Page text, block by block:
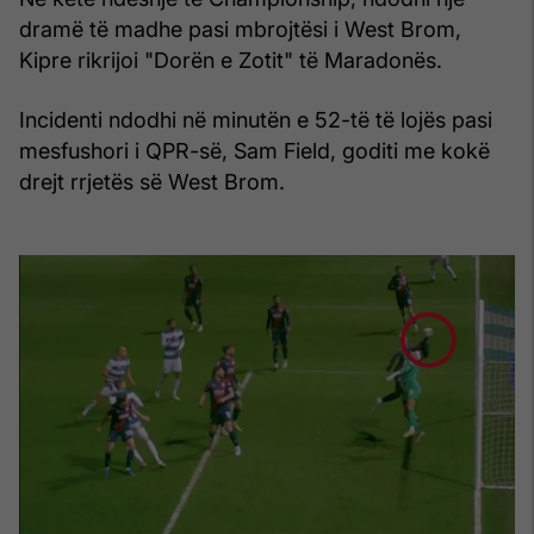
dramë të madhe pasi mbrojtësi i West Brom,
Kipre rikrijoi "Dorën e Zotit" të Maradonës.
Incidenti ndodhi në minutën e 52-të të lojës pasi
mesfushori i QPR-së, Sam Field, goditi me kokë
drejt rrjetës së West Brom.